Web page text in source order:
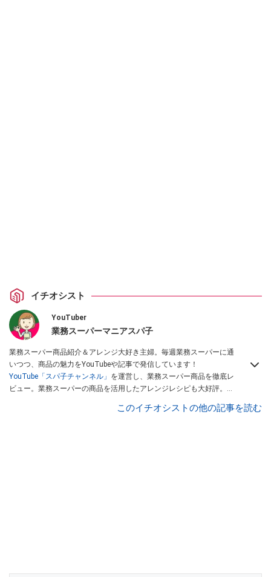
イチオシスト
YouTuber
業務スーパーマニアスパ子
業務スーパー商品紹介＆アレンジ大好き主婦。毎週業務スーパーに通
いつつ、商品の魅力をYouTubeや記事で発信しています！
YouTube「スパ子チャンネル」 を運営し、業務スーパー商品を徹底レ
ビュー。業務スーパーの商品を活用したアレンジレシピも大好評。時
このイチオシストの他の記事を読む